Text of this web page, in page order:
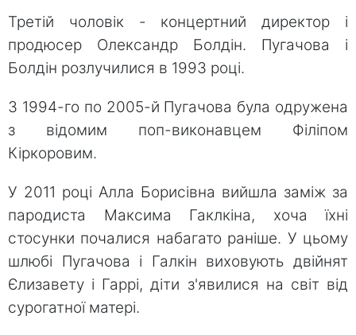
Третій чоловік - концертний директор і
продюсер Олександр Болдін. Пугачова і
Болдін розлучилися в 1993 році.
З 1994-го по 2005-й Пугачова була одружена
з відомим поп-виконавцем Філіпом
Кіркоровим.
У 2011 році Алла Борисівна вийшла заміж за
пародиста Максима Гаклкіна, хоча їхні
стосунки почалися набагато раніше. У цьому
шлюбі Пугачова і Галкін виховують двійнят
Єлизавету і Гаррі, діти з'явилися на світ від
сурогатної матері.